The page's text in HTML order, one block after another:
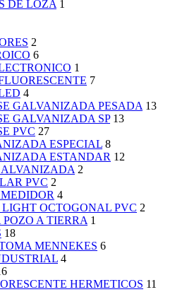
DE LOZA 1
2
6
1
7
4
GALVANIZADA PESADA 13
GALVANIZADA SP 13
PVC 27
ESPECIAL 8
ESTANDAR 12
2
PVC 2
4
LIGHT OCTOGONAL PVC 2
A TIERRA 1
18
MENNEKES 6
4
HERMETICOS 11